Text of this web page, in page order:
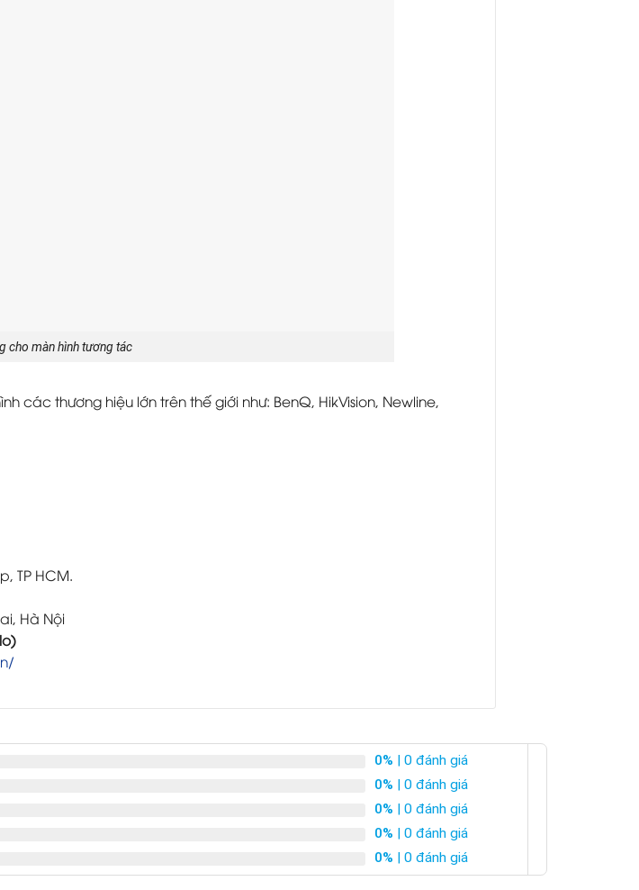
cho màn hình tương tác
các thương hiệu lớn trên thế giới như: BenQ, HikVision, Newline,
TP HCM.
Hà Nội
0% | 0 đánh giá
0% | 0 đánh giá
0% | 0 đánh giá
0% | 0 đánh giá
0% | 0 đánh giá